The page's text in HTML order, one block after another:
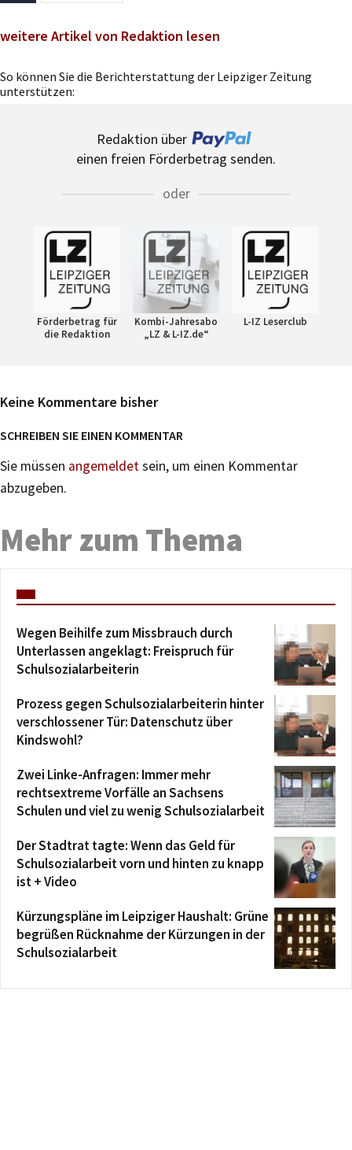
weitere Artikel von Redaktion lesen
So können Sie die Berichterstattung der Leipziger Zeitung
unterstützen:
Redaktion über
einen freien Förderbetrag senden.
oder
Förderbetrag für
die Redaktion
Kombi-Jahresabo
„LZ & L-IZ.de“
L-IZ Leserclub
Keine Kommentare bisher
SCHREIBEN SIE EINEN KOMMENTAR
Sie müssen angemeldetsein, um einen Kommentar
abzugeben.
Mehr zum Thema
Wegen Beihilfe zum Missbrauch durch
Unterlassen angeklagt: Freispruch für
Schulsozialarbeiterin
Prozess gegen Schulsozialarbeiterin hinter
verschlossener Tür: Datenschutz über
Kindswohl?
Zwei Linke-Anfragen: Immer mehr
rechtsextreme Vorfälle an Sachsens
Schulen und viel zu wenig Schulsozialarbeit
Der Stadtrat tagte: Wenn das Geld für
Schulsozialarbeit vorn und hinten zu knapp
ist + Video
Kürzungspläne im Leipziger Haushalt: Grüne
begrüßen Rücknahme der Kürzungen in der
Schulsozialarbeit